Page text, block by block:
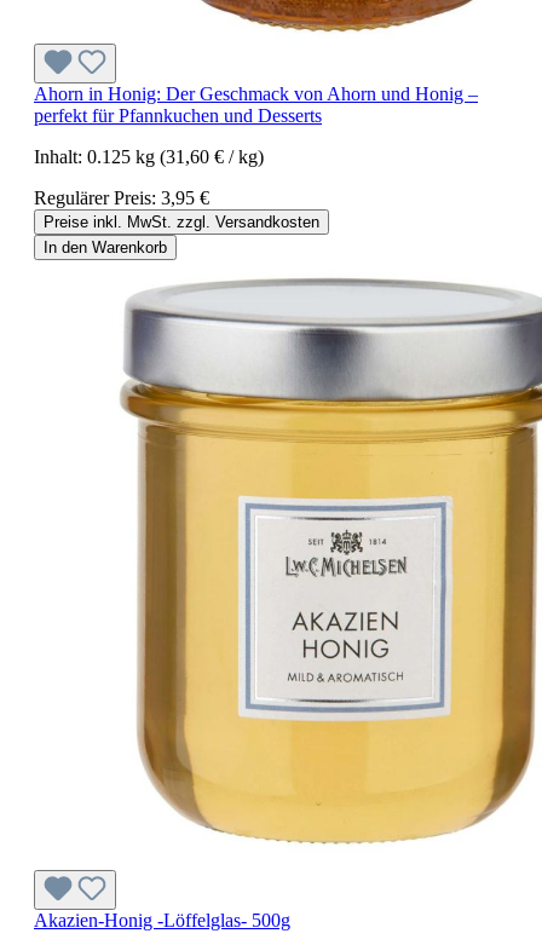
Ahorn in Honig: Der Geschmack von Ahorn und Honig –
perfekt für Pfannkuchen und Desserts
Inhalt: 0.125 kg (31,60 € / kg)
Regulärer Preis: 3,95 €
Preise inkl. MwSt. zzgl. Versandkosten
In den Warenkorb
Akazien-Honig -Löffelglas- 500g